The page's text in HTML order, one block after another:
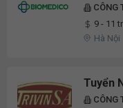
CÔNG
9 - 11
Hà Nội
Tuyển
CÔNG